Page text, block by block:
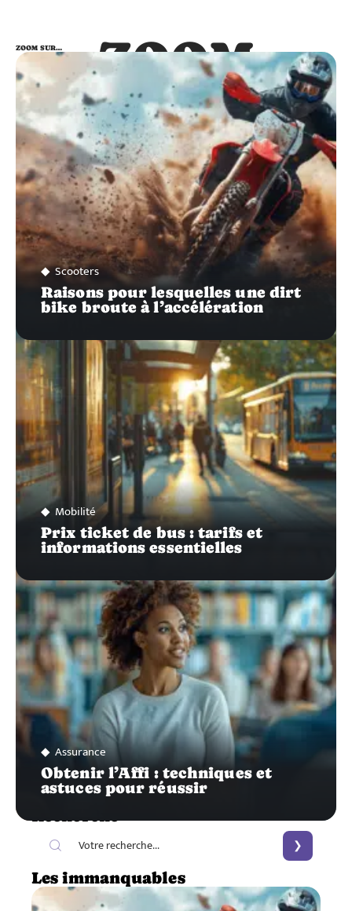
ZOOM
SUR…
ZOOM SUR…
Scooters
Raisons pour lesquelles une dirt
bike broute à l’accélération
Mobilité
Prix ticket de bus : tarifs et
informations essentielles
Assurance
Obtenir l’Affi : techniques et
astuces pour réussir
Recherche
Les immanquables